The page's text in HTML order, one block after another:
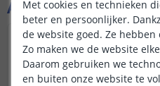
Aanvullende
Met cookies en technieken
beter en persoonlijker.
de website goed. Ze
Zo maken we de website
Daarom gebruiken we
en buiten onze website te